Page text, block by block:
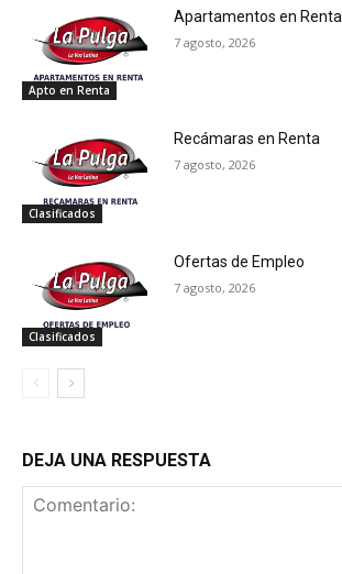
Apto en Renta
Apartamentos en Renta
7 agosto, 2026
Clasificados
Recámaras en Renta
7 agosto, 2026
Clasificados
Ofertas de Empleo
7 agosto, 2026
DEJA UNA RESPUESTA